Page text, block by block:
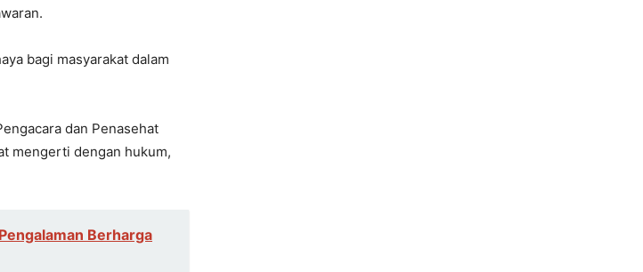
bagi masyarakat dalam
dan Penasehat
mengerti dengan hukum,
Berharga